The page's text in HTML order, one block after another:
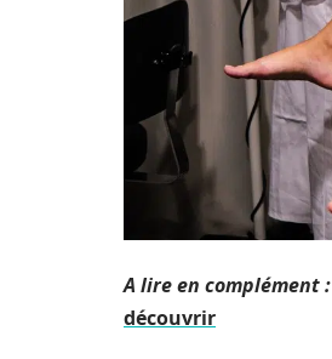
A lire en complément :
découvrir